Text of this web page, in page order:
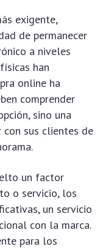
exigente,
de permanecer
a niveles
han
online ha
comprender
sino una
con sus clientes de
un factor
o servicio, los
un servicio
con la marca.
para los